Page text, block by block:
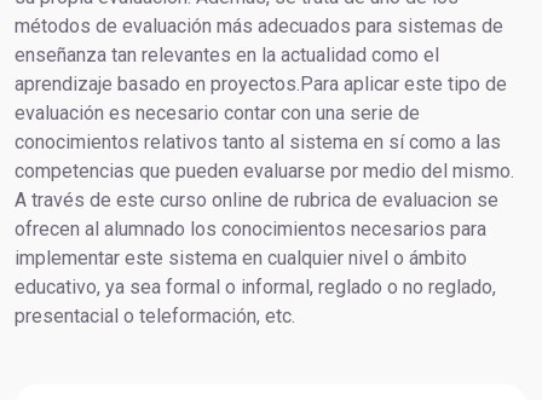
métodos de evaluación más adecuados para sistemas de
enseñanza tan relevantes en la actualidad como el
aprendizaje basado en proyectos.Para aplicar este tipo de
evaluación es necesario contar con una serie de
conocimientos relativos tanto al sistema en sí como a las
competencias que pueden evaluarse por medio del mismo.
A través de este curso online de rubrica de evaluacion se
ofrecen al alumnado los conocimientos necesarios para
implementar este sistema en cualquier nivel o ámbito
educativo, ya sea formal o informal, reglado o no reglado,
presentacial o teleformación, etc.